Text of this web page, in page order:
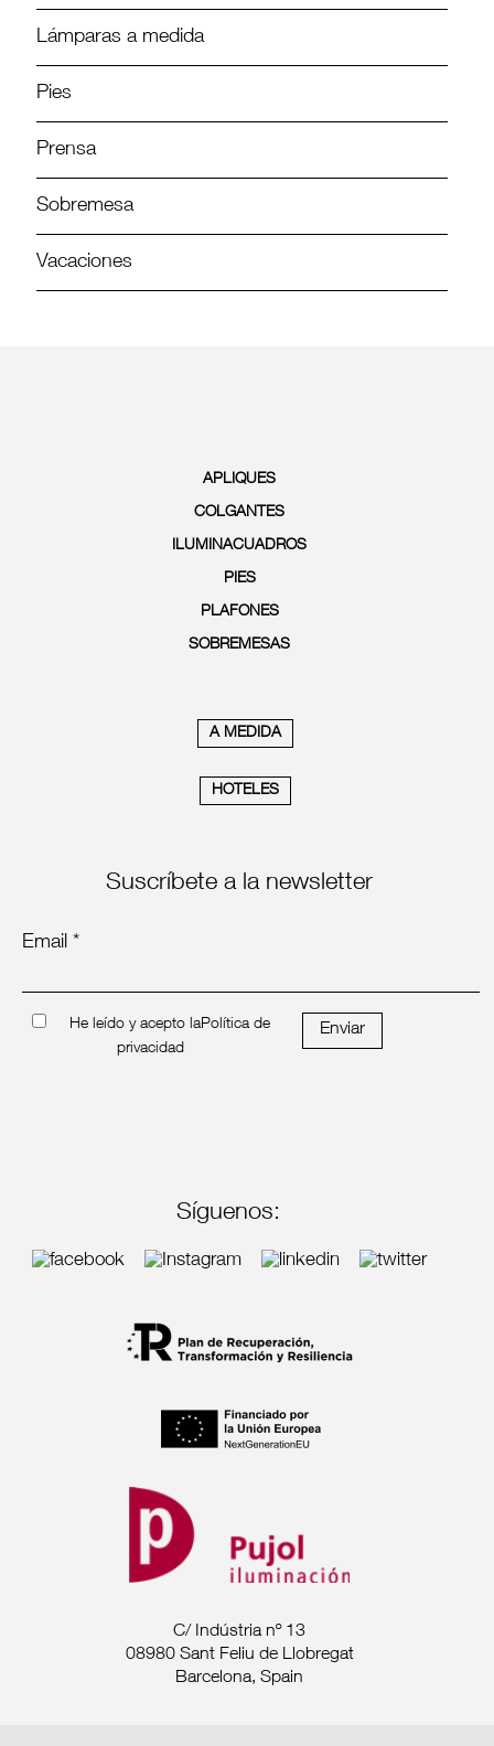
Lámparas a medida
Pies
Prensa
Sobremesa
Vacaciones
APLIQUES
COLGANTES
ILUMINACUADROS
PIES
PLAFONES
SOBREMESAS
A MEDIDA
HOTELES
Suscríbete a la newsletter
Email *
He leído y acepto laPolítica de
privacidad
Enviar
Síguenos:
C/ Indústria nº 13
08980 Sant Feliu de Llobregat
Barcelona, Spain